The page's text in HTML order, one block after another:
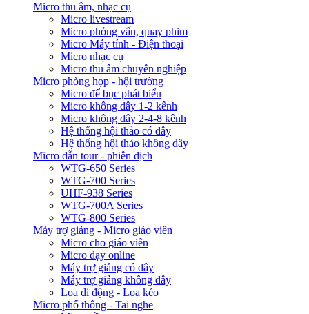
Micro thu âm, nhạc cụ
Micro livestream
Micro phỏng vấn, quay phim
Micro Máy tính - Điện thoại
Micro nhạc cụ
Micro thu âm chuyên nghiệp
Micro phòng họp - hội trường
Micro để bục phát biểu
Micro không dây 1-2 kênh
Micro không dây 2-4-8 kênh
Hệ thống hội thảo có dây
Hệ thống hội thảo không dây
Micro dẫn tour - phiên dịch
WTG-650 Series
WTG-700 Series
UHF-938 Series
WTG-700A Series
WTG-800 Series
Máy trợ giảng - Micro giáo viên
Micro cho giáo viên
Micro dạy online
Máy trợ giảng có dây
Máy trợ giảng không dây
Loa di động - Loa kéo
Micro phổ thông - Tai nghe